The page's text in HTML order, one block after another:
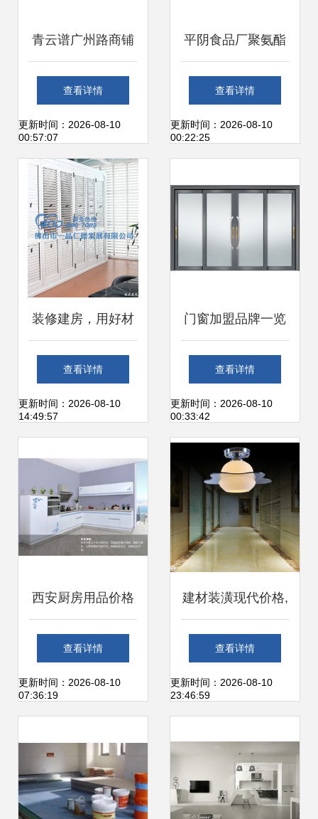
青云谱广州路商铺
火热招租 抢占华东
建材装市场先机
查看详情
更新时间：2026-08-10
00:57:07
平阴食品厂聚氨酯
砂浆地坪 耐高温性
能与建筑建材的创
查看详情
更新时间：2026-08-10
00:22:25
装修建房，用好材
料守护家的和谐
查看详情
更新时间：2026-08-10
14:49:57
门窗加盟品牌一览
及选择指南
查看详情
更新时间：2026-08-10
00:33:42
西安厨房用品价格
及十大品牌精选指
南 建材报价与房源
讯
查看详情
更新时间：2026-08-10
07:36:19
建材装潢现代价格,
价格查询,建材装潢
现代怎么样 30 80
利网建材装潢现代
比价
查看详情
更新时间：2026-08-10
23:46:59